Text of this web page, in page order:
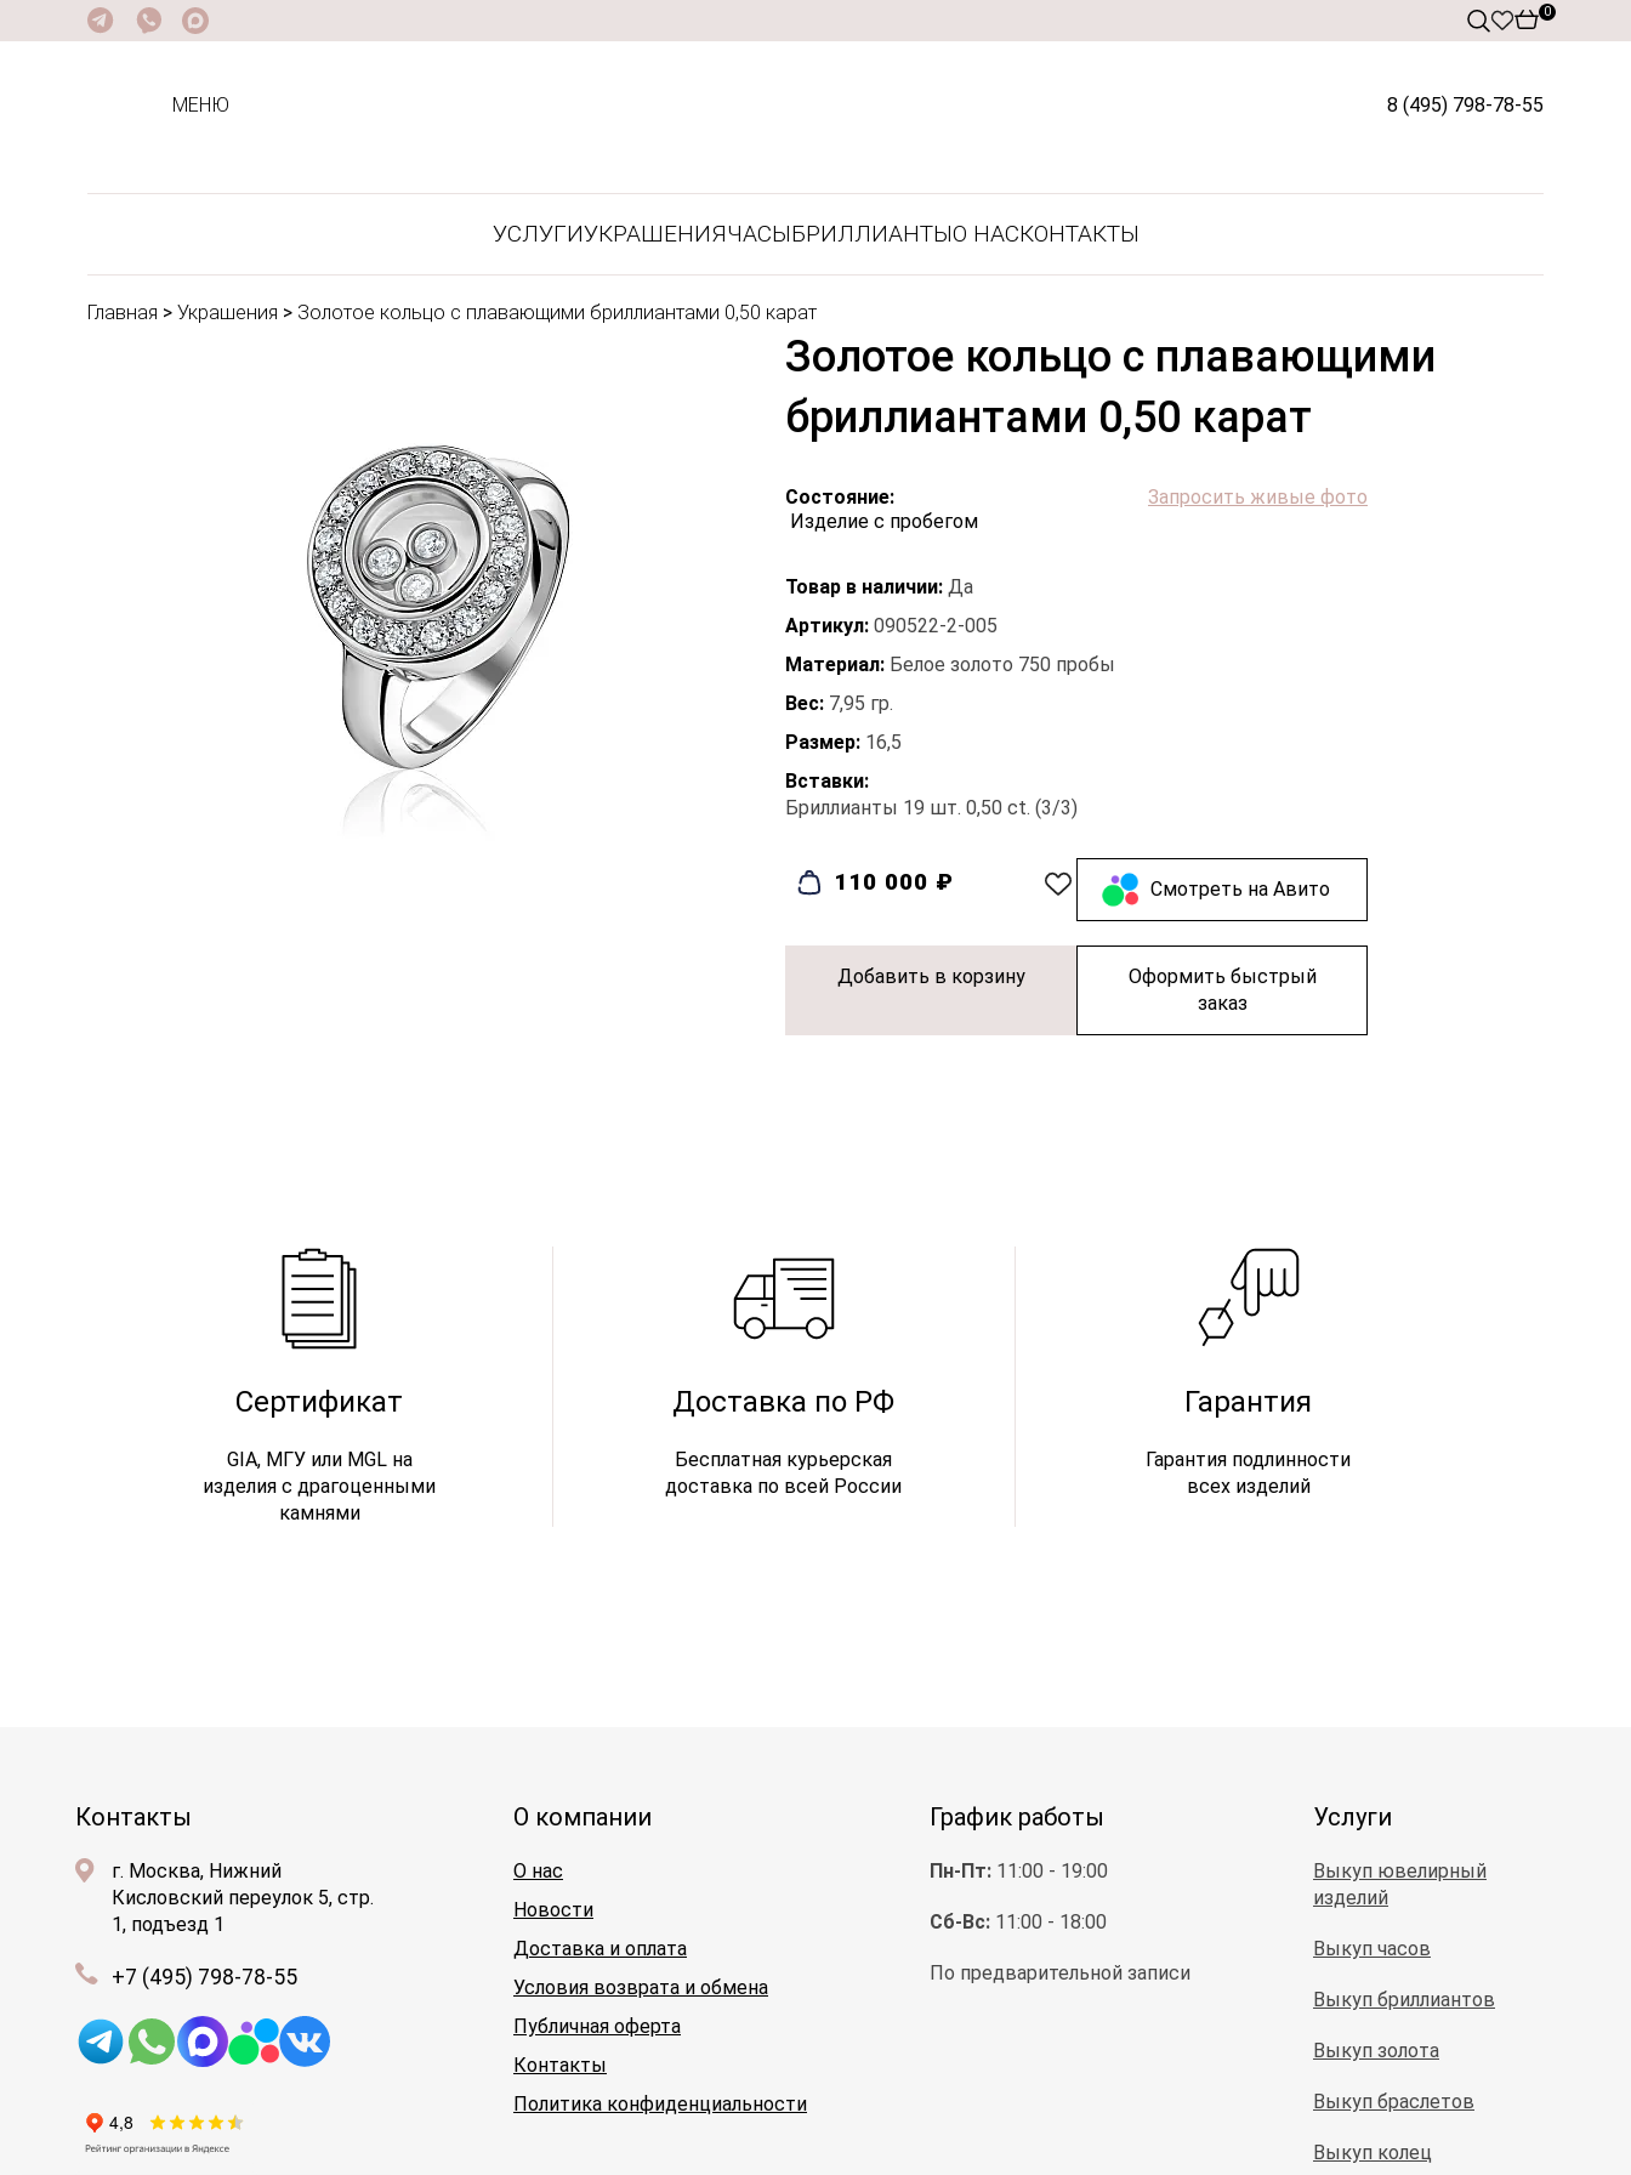
0
МЕНЮ 8 (495) 798-78-55
УСЛУГИУКРАШЕНИЯЧАСЫБРИЛЛИАНТЫО НАСКОНТАКТЫ
Главная > Украшения > Золотое кольцо с плавающими бриллиантами 0,50 карат
Золотое кольцо с плавающими
бриллиантами 0,50 карат
Состояние:
Изделие с пробегом
Запросить живые фото
Товар в наличии: Да
Артикул: 090522-2-005
Материал: Белое золото 750 пробы
Вес: 7,95 гр.
Размер: 16,5
Вставки:
Бриллианты 19 шт. 0,50 ct. (3/3)
110 000 ₽ Cмотреть на Авито
Добавить в корзину
Оформить быстрый
заказ
Сертификат
GIA, МГУ или MGL на
изделия с драгоценными
камнями
Доставка по РФ
Бесплатная курьерская
доставка по всей России
Гарантия
Гарантия подлинности
всех изделий
Контакты
г. Москва, Нижний
Кисловский переулок 5, стр.
1, подъезд 1
+7 (495) 798-78-55
О компании
О нас
Новости
Доставка и оплата
Условия возврата и обмена
Публичная оферта
Контакты
Политика конфиденциальности
График работы
Пн-Пт: 11:00 - 19:00
Сб-Вс: 11:00 - 18:00
По предварительной записи
Услуги
Выкуп ювелирный
изделий
Выкуп часов
Выкуп бриллиантов
Выкуп золота
Выкуп браслетов
Выкуп колец